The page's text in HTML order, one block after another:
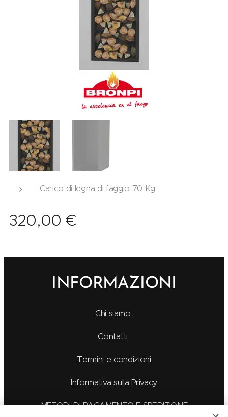
Carico di legna di faggio 70 Kg
320,00 €
INFORMAZIONI
Chi siamo
Contatti
Termini e condizioni
Informativa sulla Privacy
METODI DI PAGAMENTO E SPEDIZIONE